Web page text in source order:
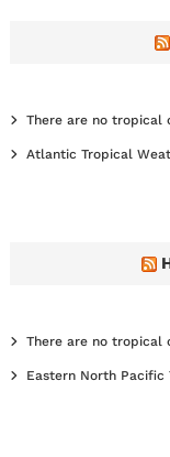
There are no tropical
Atlantic Tropical
There are no tropical
Eastern North